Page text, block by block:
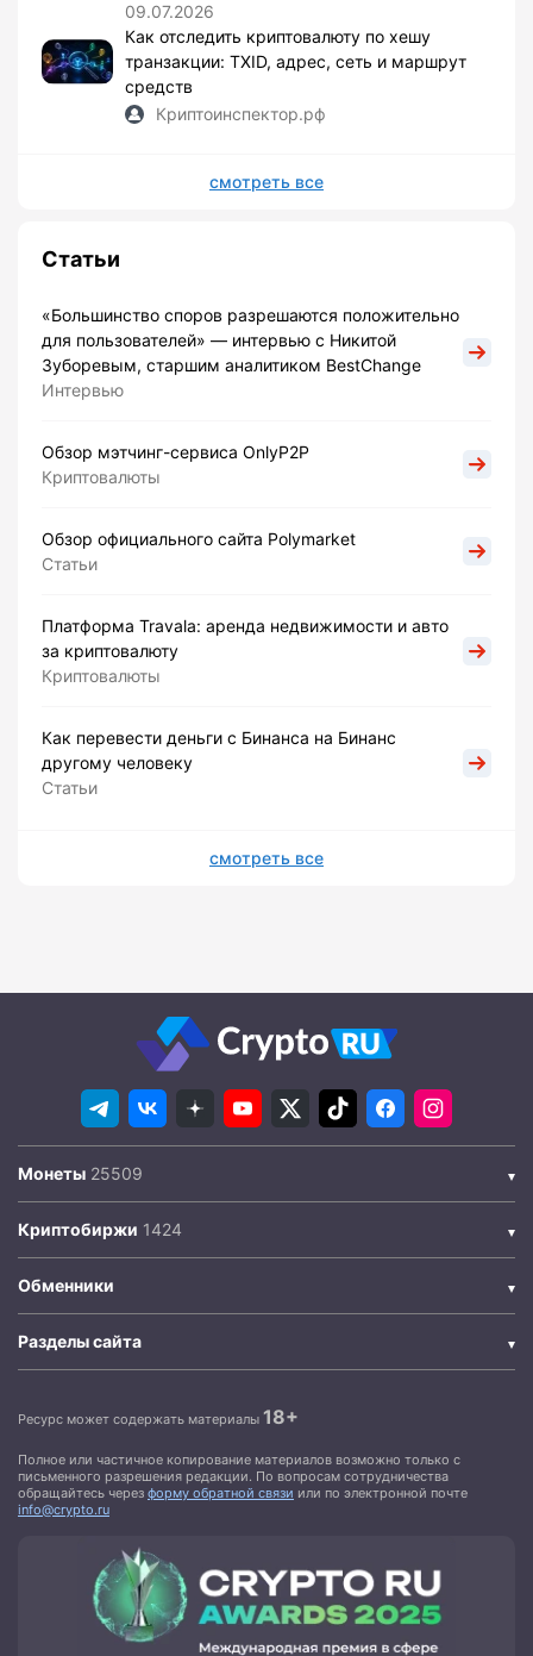
09.07.2026
Как отследить криптовалюту по хешу
транзакции: TXID, адрес, сеть и маршрут
средств
Криптоинспектор.рф
смотреть все
Статьи
«Большинство споров разрешаются положительно
для пользователей» — интервью с Никитой
Зуборевым, старшим аналитиком BestChange
Интервью
Обзор мэтчинг-сервиса OnlyP2P
Криптовалюты
Обзор официального сайта Polymarket
Статьи
Платформа Travala: аренда недвижимости и авто
за криптовалюту
Криптовалюты
Как перевести деньги с Бинанса на Бинанс
другому человеку
Статьи
смотреть все
Монеты
Криптобиржи
Обменники
Разделы сайта
Ресурс может содержать материалы 18+
Полное или частичное копирование материалов возможно только с
письменного разрешения редакции. По вопросам сотрудничества
обращайтесь через форму обратной связи или по электронной почте
info@crypto.ru